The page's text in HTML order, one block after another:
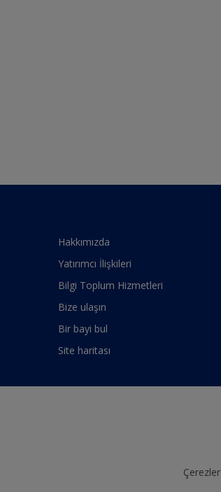
Hakkımızda
Yatırımcı İlişkileri
Bilgi Toplum Hizmetleri
Bize ulaşın
Bir bayi bul
Site haritası
Çerezler